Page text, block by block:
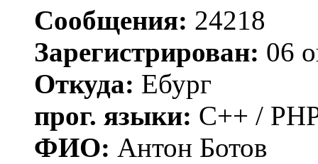
Сообщения: 24218
Зарегистрирован: 06
Откуда: Ебург
прог. языки: C++ /
ФИО: Антон Ботов